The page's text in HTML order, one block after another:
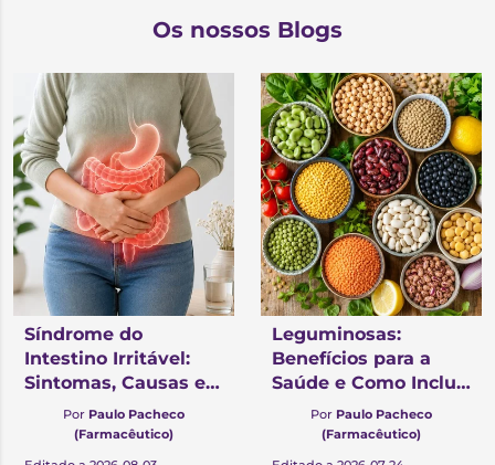
Os nossos Blogs
Síndrome do
Intestino Irritável:
Sintomas, Causas e
Como Controlar
Por Paulo Pacheco
(Farmacêutico)
Leguminosas:
Benefícios para a
Saúde e Como Incluí-
las na Alimentação
Por Paulo Pacheco
(Farmacêutico)